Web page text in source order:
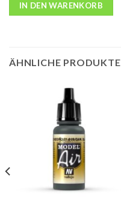
IN DEN WARENKORB
ÄHNLICHE PRODUKTE